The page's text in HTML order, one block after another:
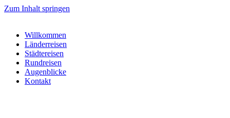
Zum Inhalt springen
Willkommen
Länderreisen
Städtereisen
Rundreisen
Augenblicke
Kontakt